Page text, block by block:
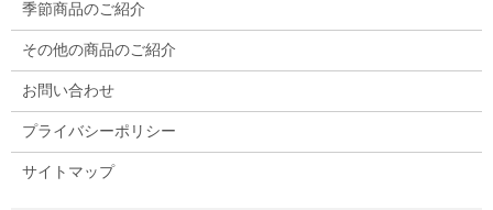
季節商品のご紹介
その他の商品のご紹介
お問い合わせ
プライバシーポリシー
サイトマップ